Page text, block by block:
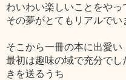
わいわい楽しいことをやっ
その夢がとてもリアルでい
そこから一冊の本に出愛い
最初は趣味の域で充分で
きを送るうち